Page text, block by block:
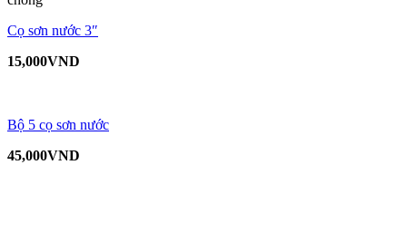
Cọ sơn nước 3″
15,000VND
Bộ 5 cọ sơn nước
45,000VND